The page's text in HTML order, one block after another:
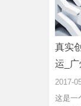
真实
运_
2017-
这是一